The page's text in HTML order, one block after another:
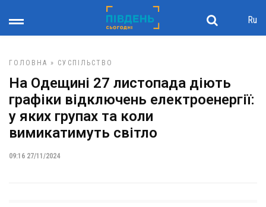
Ru
ГОЛОВНА » СУСПІЛЬСТВО
На Одещині 27 листопада діють
графіки відключень електроенергії:
у яких групах та коли
вимикатимуть світло
09:16 27/11/2024